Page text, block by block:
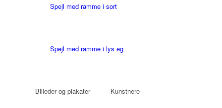
Spejl med ramme i sort
Spejl med ramme i lys eg
Billeder og plakater Kunstnere